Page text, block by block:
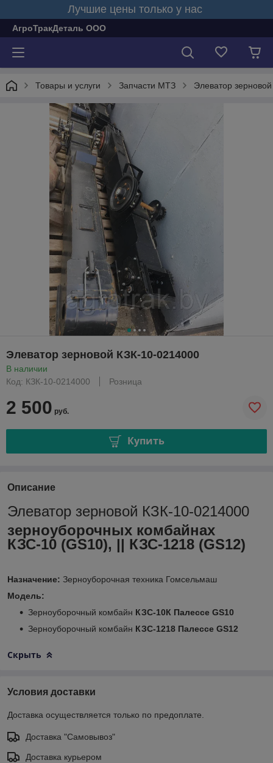
Лучшие цены только у нас
АгроТракДеталь ООО
Товары и услуги Запчасти МТЗ Элеватор
Элеватор зерновой КЗК-10-0214000
В наличии
Код: КЗК-10-0214000
Розница
2 500 руб.
Купить
Описание
Элеватор зерновой КЗК-10-0214000
зерноуборочных комбайнах
КЗС-10 (GS10), || КЗС-1218 (GS12)
Назначение: Зерноуборочная техника Гомсельмаш
Модель:
Зерноуборочный комбайн КЗС-10К Палессе GS10
Зерноуборочный комбайн КЗС-1218 Палессе GS12
Скрыть
Условия доставки
Доставка осуществляется только по предоплате.
Доставка "Самовывоз"
Доставка курьером